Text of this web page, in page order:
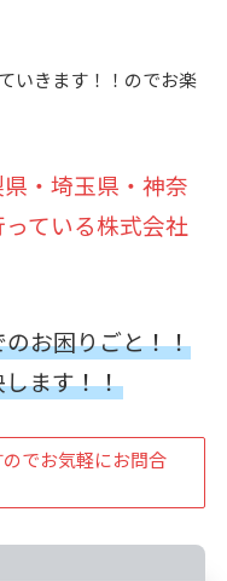
いきます！！のでお楽
・埼玉県・神奈
ている株式会社
お困りごと！！
ます！！
でお気軽にお問合